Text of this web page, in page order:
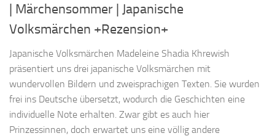
| Märchensommer | Japanische
Volksmärchen +Rezension+
Japanische Volksmärchen Madeleine Shadia Khrewish
präsentiert uns drei japanische Volksmärchen mit
wundervollen Bildern und zweisprachigen Texten. Sie wurden
frei ins Deutsche übersetzt, wodurch die Geschichten eine
individuelle Note erhalten. Zwar gibt es auch hier
Prinzessinnen, doch erwartet uns eine völlig andere